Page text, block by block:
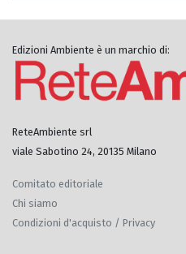
Edizioni Ambiente è un marchio di:
ReteAmbiente srl
viale Sabotino 24, 20135 Milano
Comitato editoriale
Chi siamo
Condizioni d'acquisto / Privacy